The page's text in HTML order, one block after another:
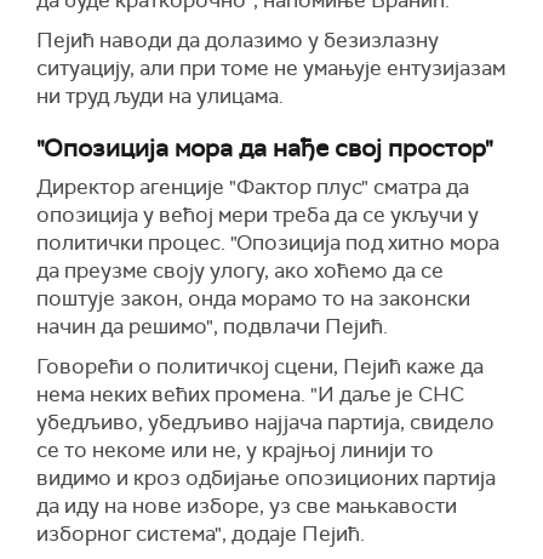
Пејић наводи да долазимо у безизлазну
ситуацију, али при томе не умањује ентузијазам
ни труд људи на улицама.
"Опозиција мора да нађе свој простор"
Директор агенције "Фактор плус" сматра да
опозиција у већој мери треба да се укључи у
политички процес. "Опозиција под хитно мора
да преузме своју улогу, ако хоћемо да се
поштује закон, онда морамо то на законски
начин да решимо", подвлачи Пејић.
Говорећи о политичкој сцени, Пејић каже да
нема неких већих промена. "И даље је СНС
убедљиво, убедљиво најјача партија, свидело
се то некоме или не, у крајњој линији то
видимо и кроз одбијање опозиционих партија
да иду на нове изборе, уз све мањкавости
изборног система", додаје Пејић.